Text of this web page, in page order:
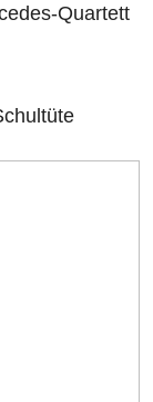
Quartett